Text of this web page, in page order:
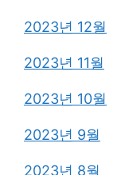
2023년 12월
2023년 11월
2023년 10월
2023년 9월
2023년 8월